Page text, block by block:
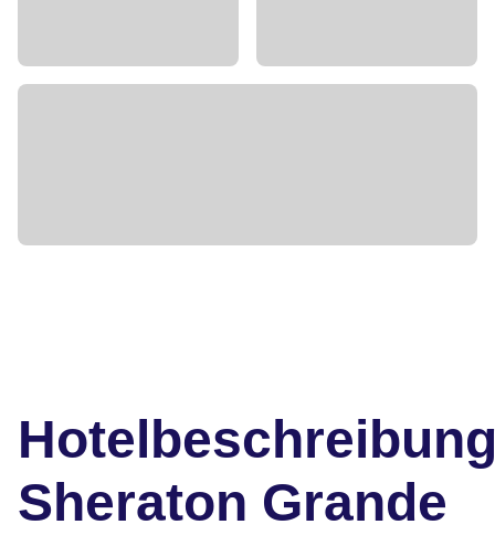
Sheraton Grande